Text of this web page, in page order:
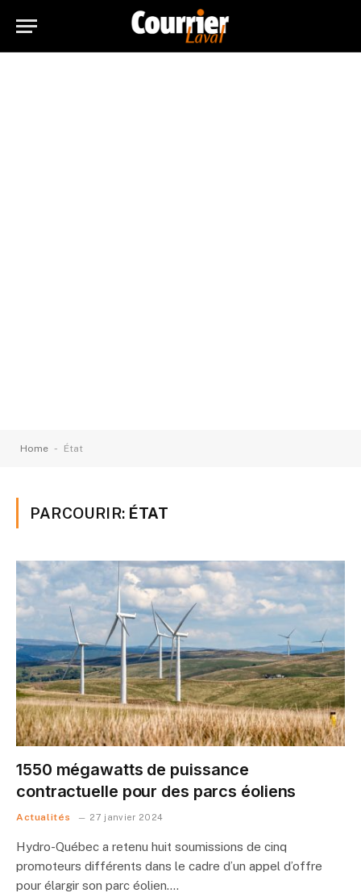
Home - État
PARCOURIR: ÉTAT
1550 mégawatts de puissance
contractuelle pour des parcs éoliens
Actualités 27 janvier 2024
Hydro-Québec a retenu huit soumissions de cinq
promoteurs différents dans le cadre d’un appel d’offre
pour élargir son parc éolien.…